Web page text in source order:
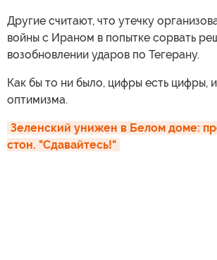
Другие считают, что утечку
войны с Ираном в попытке сорвать
возобновлении ударов по Тегерану.
Как бы то ни было, цифры есть цифры,
оптимизма.
Зеленский унижен в Белом доме:
стон. "Сдавайтесь!"